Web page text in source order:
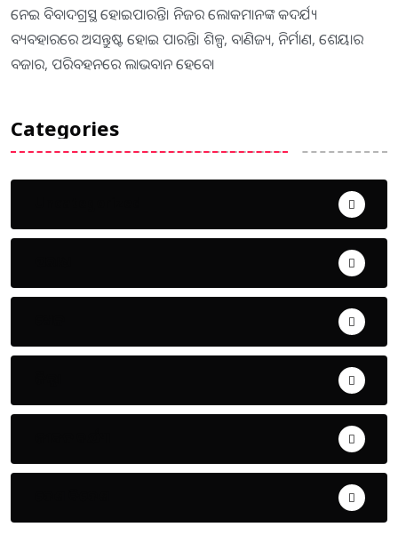
ନେଇ ବିବାଦଗ୍ରସ୍ଥ ହୋଇପାରନ୍ତି। ନିଜର ଲୋକମାନଙ୍କ କଦର୍ଯ୍ୟ
ବ୍ୟବହାରରେ ଅସନ୍ତୁଷ୍ଟ ହୋଇ ପାରନ୍ତି। ଶିଳ୍ପ, ବାଣିଜ୍ୟ, ନିର୍ମାଣ, ଶେୟାର
ବଜାର, ପରିବହନରେ ଲାଭବାନ ହେବେ।
Categories